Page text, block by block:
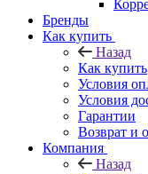
Бренды
Как купить
Назад
Как купить
Условия
Условия
Гарантии
Возврат и
Компания
Назад